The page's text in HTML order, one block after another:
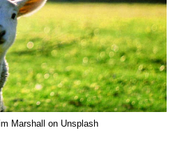
Marshall on Unsplash